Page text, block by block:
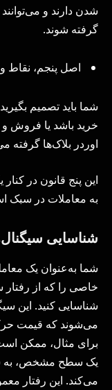
شدن دارند و می‌توانند
گرفته شوند.
اصل پنجم، نقاط
شما باید تصمیم
خرید باشد یا فروش
اوردر بلاک‌ها گرفته
این پنج قانون در
به معاملات در سبک
شناسایی
شما به‌عنوان یک
خاصی را که از
شناسایی کنید. این
می‌شوند که قیمت
برای مثال، ممکن
یک سطح مشخص، به
می‌کند. این رفتار